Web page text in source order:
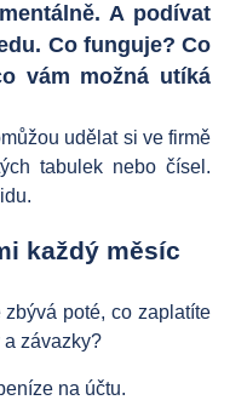
A podívat
Co funguje? Co
vám možná utíká
udělat si ve firmě
tabulek nebo čísel.
každý měsíc
poté, co zaplatíte
a závazky?
na účtu.